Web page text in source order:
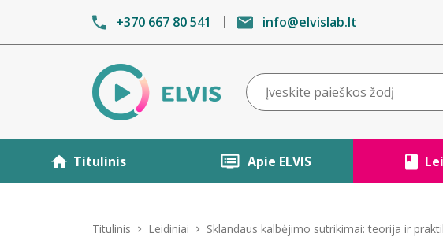
+370 667 80 541 info@elvislab.lt
Titulinis Apie ELVIS
Titulinis Leidiniai Sklandaus kalbėjimo sutrikimai: teorija ir